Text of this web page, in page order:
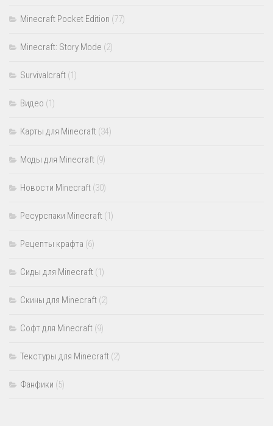
Minecraft Pocket Edition (77)
Minecraft: Story Mode (2)
Survivalcraft (1)
Видео (1)
Карты для Minecraft (34)
Моды для Minecraft (9)
Новости Minecraft (30)
Ресурспаки Minecraft (1)
Рецепты крафта (6)
Сиды для Minecraft (1)
Скины для Minecraft (2)
Софт для Minecraft (9)
Текстуры для Minecraft (2)
Фанфики (5)